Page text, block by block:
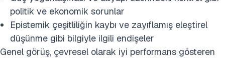
politik ve ekonomik sorunlar
Epistemik çeşitliliğin kaybı ve zayıflamış eleştirel
düşünme gibi bilgiyle ilgili endişeler
Genel görüş, çevresel olarak iyi performans gösteren